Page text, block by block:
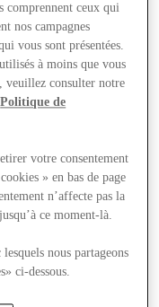
comprennent ceux qui
nos campagnes
vous sont présentées.
à moins que vous
veuillez consulter notre
Politique de
votre consentement
» en bas de page
n’affecte pas la
ce moment-là.
nous partageons
ci-dessous.